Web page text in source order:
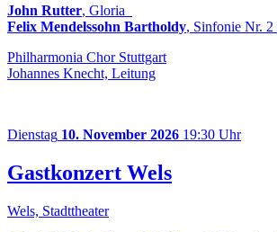
John Rutter, Gloria
Felix Mendelssohn Bartholdy, Sinfonie Nr. 2
Philharmonia Chor Stuttgart
Johannes Knecht, Leitung
Dienstag 10. November 2026 19:30 Uhr
Gastkonzert Wels
Wels, Stadttheater